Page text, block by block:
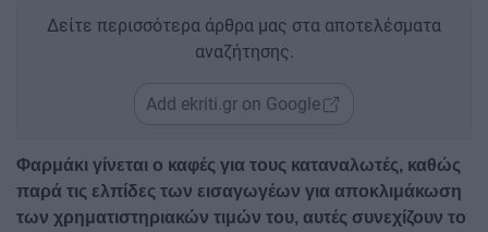
Δείτε περισσότερα άρθρα μας στα αποτελέσματα
αναζήτησης.
Add ekriti.gr on Google
Φαρμάκι γίνεται ο καφές για τους καταναλωτές, καθώς
παρά τις ελπίδες των εισαγωγέων για αποκλιμάκωση
των χρηματιστηριακών τιμών του, αυτές συνεχίζουν το